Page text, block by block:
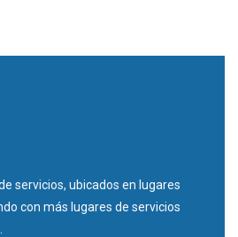
servicios, ubicados en lugares
con más lugares de servicios